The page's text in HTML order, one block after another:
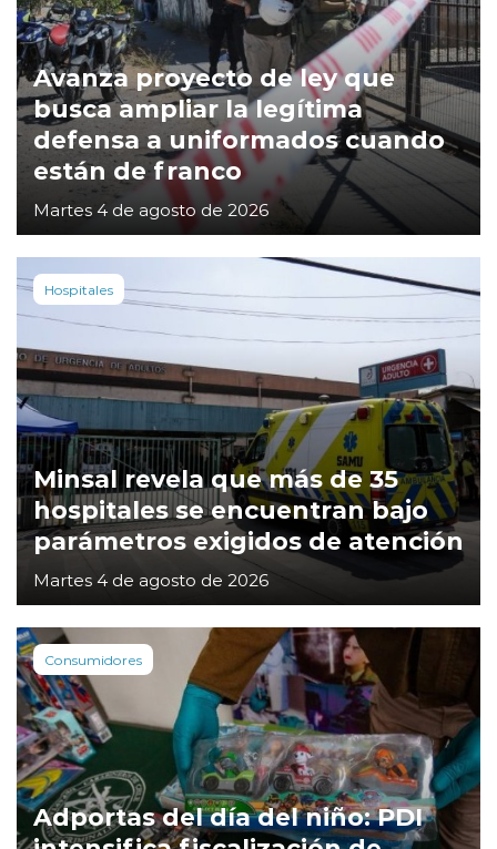
Avanza proyecto de ley que
busca ampliar la legítima
defensa a uniformados cuando
están de franco
Martes 4 de agosto de 2026
Hospitales
Minsal revela que más de 35
hospitales se encuentran bajo
parámetros exigidos de atención
Martes 4 de agosto de 2026
Consumidores
Adportas del día del niño: PDI